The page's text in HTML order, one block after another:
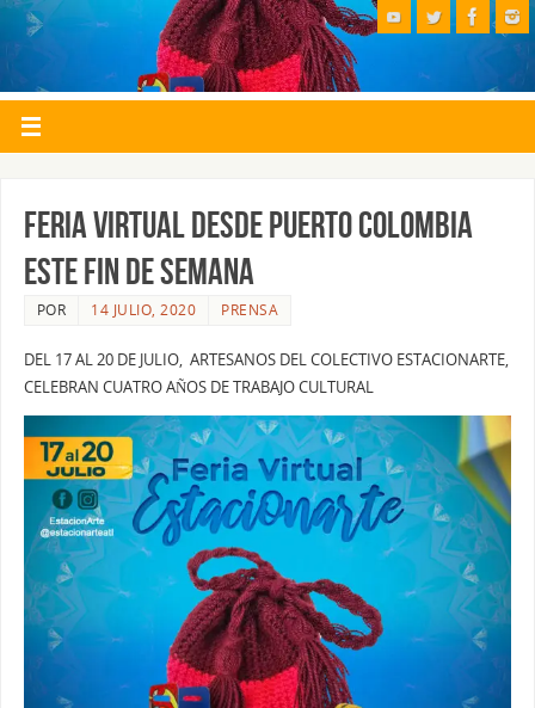
FERIA VIRTUAL DESDE PUERTO COLOMBIA
ESTE FIN DE SEMANA
POR 14 JULIO, 2020 PRENSA
DEL 17 AL 20 DE JULIO, ARTESANOS DEL COLECTIVO ESTACIONARTE,
CELEBRAN CUATRO AÑOS DE TRABAJO CULTURAL